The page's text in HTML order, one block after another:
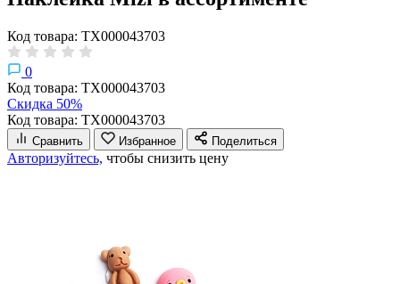
Код товара: ТХ000043703
0
Код товара: ТХ000043703
Скидка 50%
Код товара: ТХ000043703
Сравнить Избранное Поделиться
Авторизуйтесь, чтобы снизить цену